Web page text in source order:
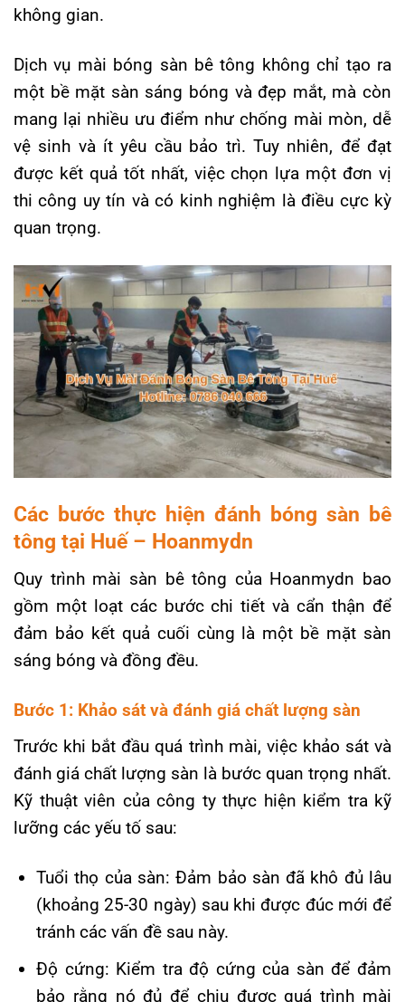
không gian.
Dịch vụ mài bóng sàn bê tông không chỉ tạo ra
một bề mặt sàn sáng bóng và đẹp mắt, mà còn
mang lại nhiều ưu điểm như chống mài mòn, dễ
vệ sinh và ít yêu cầu bảo trì. Tuy nhiên, để đạt
được kết quả tốt nhất, việc chọn lựa một đơn vị
thi công uy tín và có kinh nghiệm là điều cực kỳ
quan trọng.
Các bước thực hiện đánh bóng sàn bê
tông tại Huế – Hoanmydn
Quy trình mài sàn bê tông của Hoanmydn bao
gồm một loạt các bước chi tiết và cẩn thận để
đảm bảo kết quả cuối cùng là một bề mặt sàn
sáng bóng và đồng đều.
Bước 1: Khảo sát và đánh giá chất lượng sàn
Trước khi bắt đầu quá trình mài, việc khảo sát và
đánh giá chất lượng sàn là bước quan trọng nhất.
Kỹ thuật viên của công ty thực hiện kiểm tra kỹ
lưỡng các yếu tố sau:
Tuổi thọ của sàn: Đảm bảo sàn đã khô đủ lâu
(khoảng 25-30 ngày) sau khi được đúc mới để
tránh các vấn đề sau này.
Độ cứng: Kiểm tra độ cứng của sàn để đảm
bảo rằng nó đủ để chịu được quá trình mài